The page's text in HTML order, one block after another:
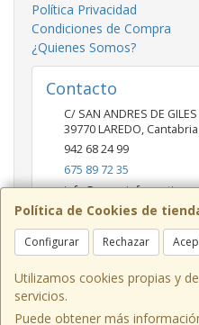
Política de Cookies de
Configurar Rechazar
Utilizamos cookies propias y
servicios.
Puede obtener más
Política Privacidad
Condiciones de Compra
¿Quienes Somos?
Contacto
C/ SAN ANDRES DE
39770LAREDO, Cantabria
942 68 24 99
675 89 72 35
Horario
10-14 / 19:00-20:30